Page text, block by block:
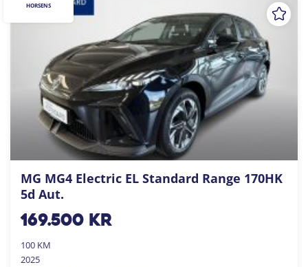
MG MG4 Electric EL Standard Range 170HK
5d Aut.
169.500kr
100 KM
2025
HORSENS